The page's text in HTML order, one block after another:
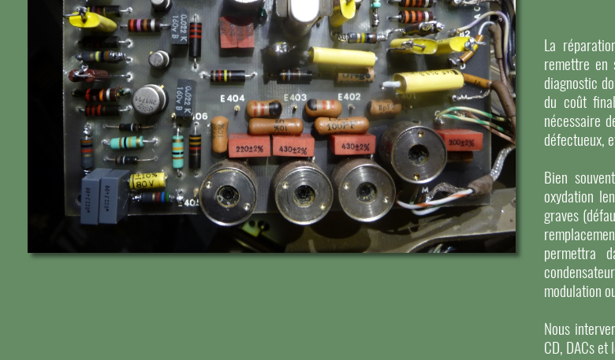
La
remettre en
diagnostic
du coût
nécessaire
défectueux,
Bien
oxydation
graves
permettra
modulation
Nous
CD, DACs